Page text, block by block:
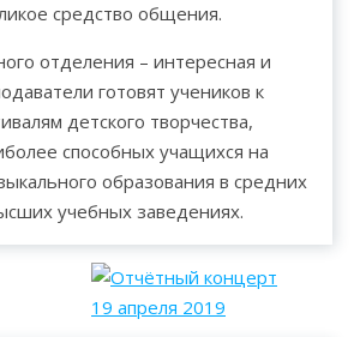
средство общения.
отделения – интересная и
готовят учеников к
детского творчества,
способных учащихся на
образования в средних
учебных заведениях.